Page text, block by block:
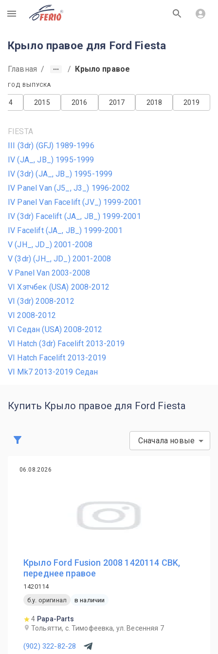
R
Крыло правое для Ford Fiesta
Главная / / Крыло правое
ГОД ВЫПУСКА
2019
2018
2017
2016
2015
FIESTA
III (3dr) (GFJ) 1989-1996
IV (JA_, JB_) 1995-1999
IV (3dr) (JA_, JB_) 1995-1999
IV Panel Van (J5_, J3_) 1996-2002
IV Panel Van Facelift (JV_) 1999-2001
IV (3dr) Facelift (JA_, JB_) 1999-2001
IV Facelift (JA_, JB_) 1999-2001
V (JH_, JD_) 2001-2008
V (3dr) (JH_, JD_) 2001-2008
V Panel Van 2003-2008
VI Хэтчбек (USA) 2008-2012
VI (3dr) 2008-2012
VI 2008-2012
VI Седан (USA) 2008-2012
VI Hatch (3dr) Facelift 2013-2019
VI Hatch Facelift 2013-2019
VI Mk7 2013-2019 Седан
Купить Крыло правое для Ford Fiesta
Сначала новые
06.08.2026
Крыло Ford Fusion 2008 1420114 CBK,
переднее правое
1420114
б.у. оригинал
в наличии
4 Papa-Parts
Тольятти, с. Тимофеевка, ул. Весенняя 7
(902) 322-82-28